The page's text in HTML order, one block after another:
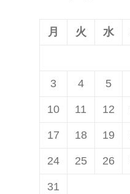
月 火 水
3 4 5
10 11 12
17 18 19
24 25 26
31